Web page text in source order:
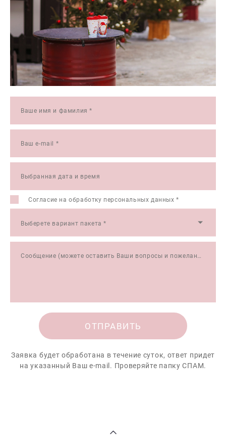
Ваше имя и фамилия *
Ваш e-mail *
Выбранная дата и время
Согласие на обработку персональных данных *
Выберете вариант пакета *
Сообщение (можете оставить Ваши вопросы и пожелания)
ОТПРАВИТЬ
Заявка будет обработана в течение суток, ответ придет
на указанный Ваш e-mail. Проверяйте папку СПАМ.